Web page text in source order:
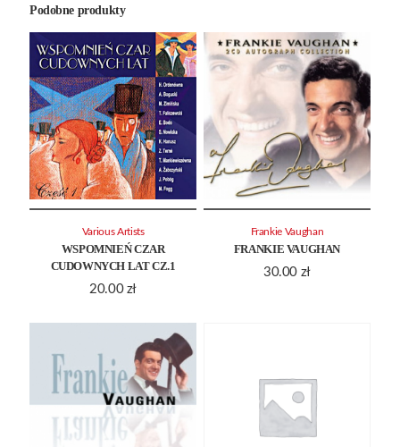
Podobne produkty
WSPOMNIEŃ CZAR
CUDOWNYCH LAT CZ.1
20.00 zł
Various Artists
FRANKIE VAUGHAN
30.00 zł
Frankie Vaughan